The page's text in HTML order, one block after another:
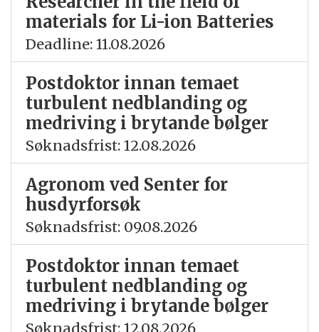
materials for Li-ion Batteries
Deadline: 11.08.2026
Postdoktor innan temaet
turbulent nedblanding og
medriving i brytande bølger
Søknadsfrist: 12.08.2026
Agronom ved Senter for
husdyrforsøk
Søknadsfrist: 09.08.2026
Postdoktor innan temaet
turbulent nedblanding og
medriving i brytande bølger
Søknadsfrist: 12.08.2026